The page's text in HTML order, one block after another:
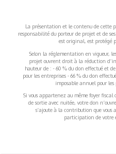
La présentation et le contenu de cette
responsabilité du porteur de projet et de
est original, est protégé
Selon la réglementation en vigueur,
projet ouvrent droit à la réduction
hauteur de : - 60 % du don effectué et
pour les entreprises - 66 % du don
imposable annuel pour
Si vous appartenez au même foyer fiscal
de sortie avec nuitée, votre don
s’ajoute à la contribution que vous
participation de votre